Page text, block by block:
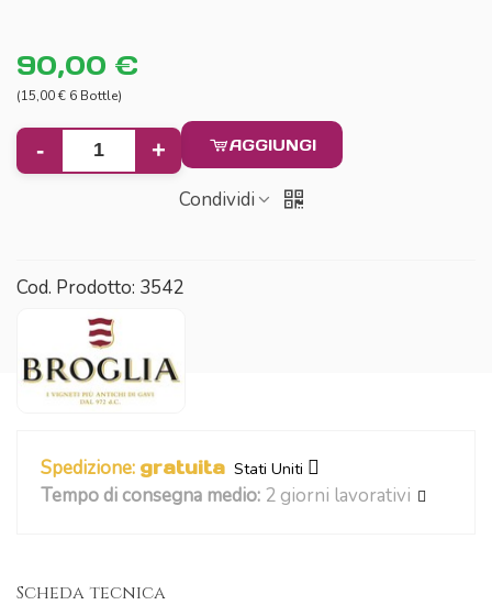
90,00 €
(15,00 € 6 Bottle)
- + AGGIUNGI
Condividi
Cod. Prodotto: 3542
Spedizione: gratuita Stati Uniti
Tempo di consegna medio: 2 giorni lavorativi
Scheda tecnica